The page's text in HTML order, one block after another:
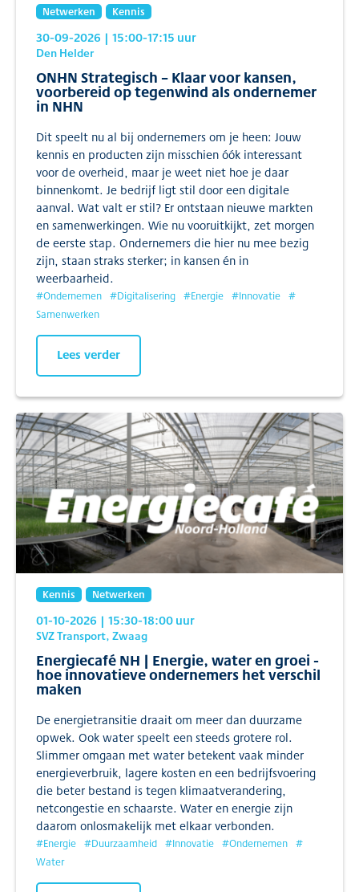
Netwerken Kennis
30-09-2026 | 15:00-17:15 uur
Den Helder
ONHN Strategisch – Klaar voor kansen,
voorbereid op tegenwind als ondernemer
in NHN
Dit speelt nu al bij ondernemers om je heen: Jouw
kennis en producten zijn misschien óók interessant
voor de overheid, maar je weet niet hoe je daar
binnenkomt. Je bedrijf ligt stil door een digitale
aanval. Wat valt er stil? Er ontstaan nieuwe markten
en samenwerkingen. Wie nu vooruitkijkt, zet morgen
de eerste stap. Ondernemers die hier nu mee bezig
zijn, staan straks sterker; in kansen én in
weerbaarheid.
#Ondernemen #Digitalisering #Energie #Innovatie #
Samenwerken
Lees verder
Kennis Netwerken
01-10-2026 | 15:30-18:00uur
SVZ Transport, Zwaag
Energiecafé NH | Energie, water en groei -
hoe innovatieve ondernemers het verschil
maken
De energietransitie draait om meer dan duurzame
opwek. Ook water speelt een steeds grotere rol.
Slimmer omgaan met water betekent vaak minder
energieverbruik, lagere kosten en een bedrijfsvoering
die beter bestand is tegen klimaatverandering,
netcongestie en schaarste. Water en energie zijn
daarom onlosmakelijk met elkaar verbonden.
#Energie #Duurzaamheid #Innovatie #Ondernemen #
Water